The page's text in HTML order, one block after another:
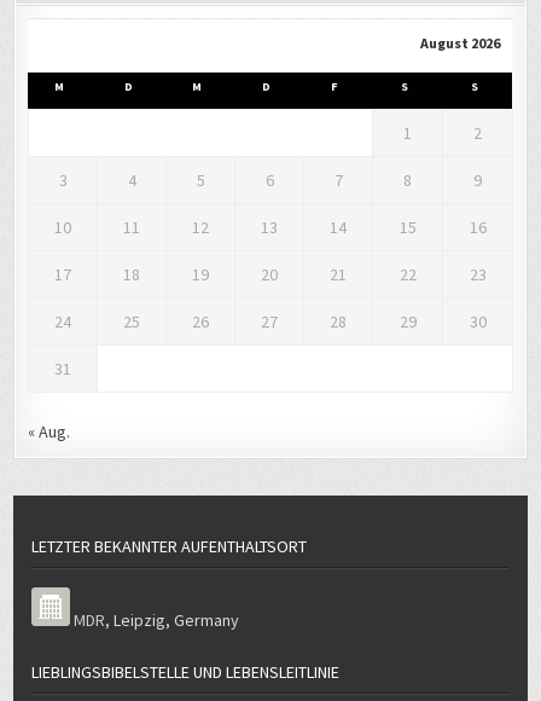
August 2026
M D M D F S S
1 2
3 4 5 6 7 8 9
10 11 12 13 14 15 16
17 18 19 20 21 22 23
24 25 26 27 28 29 30
31
« Aug.
LETZTER BEKANNTER AUFENTHALTSORT
MDR,Leipzig,Germany
LIEBLINGSBIBELSTELLE UND LEBENSLEITLINIE